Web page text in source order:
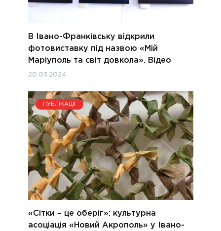
В Івано-Франківську відкрили
фотовиставку під назвою «Мій
Маріуполь та світ довкола». Відео
20.03.2024
ПУБЛІКАЦІЇ
«Сітки – це оберіг»: культурна
асоціація «Новий Акрополь» у Івано-